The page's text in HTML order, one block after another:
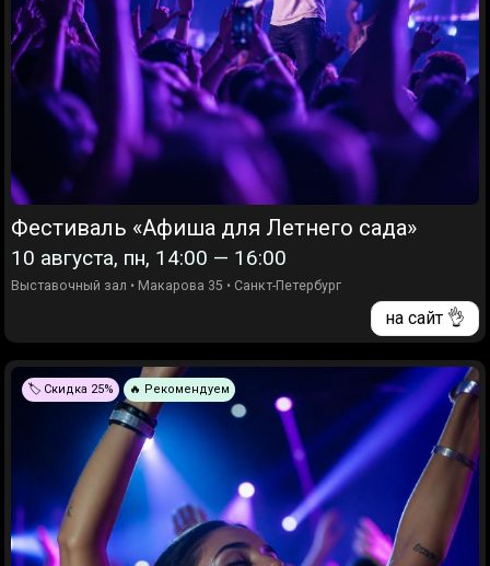
Фестиваль «Афиша для Летнего сада»
10 августа, пн, 14:00 — 16:00
Выставочный зал • Макарова 35 • Санкт-Петербург
на сайт 👌
🏷️ Скидка 25% 🔥 Рекомендуем